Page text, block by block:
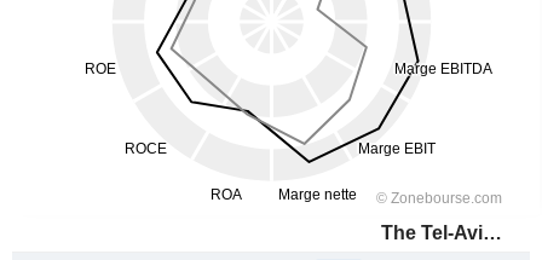
The Tel-Aviv Stock Exchange Ltd.